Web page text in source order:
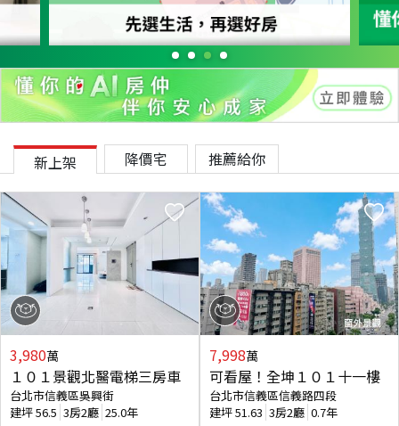
新上架 降價宅 推薦給你
3,980萬
１０１景觀北醫電梯三房車
台北市信義區吳興街
建坪56.5 3房2廳 25.0年
7,998萬
可看屋！全坤１０１十一樓
台北市信義區信義路四段
建坪51.63 3房2廳 0.7年